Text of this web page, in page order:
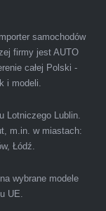
nie
samochodów
firmy jest AUTO
całej Polski -
i modeli.
Lotniczego Lublin.
m.in. w miastach:
Łódź.
wybrane modele
UE.